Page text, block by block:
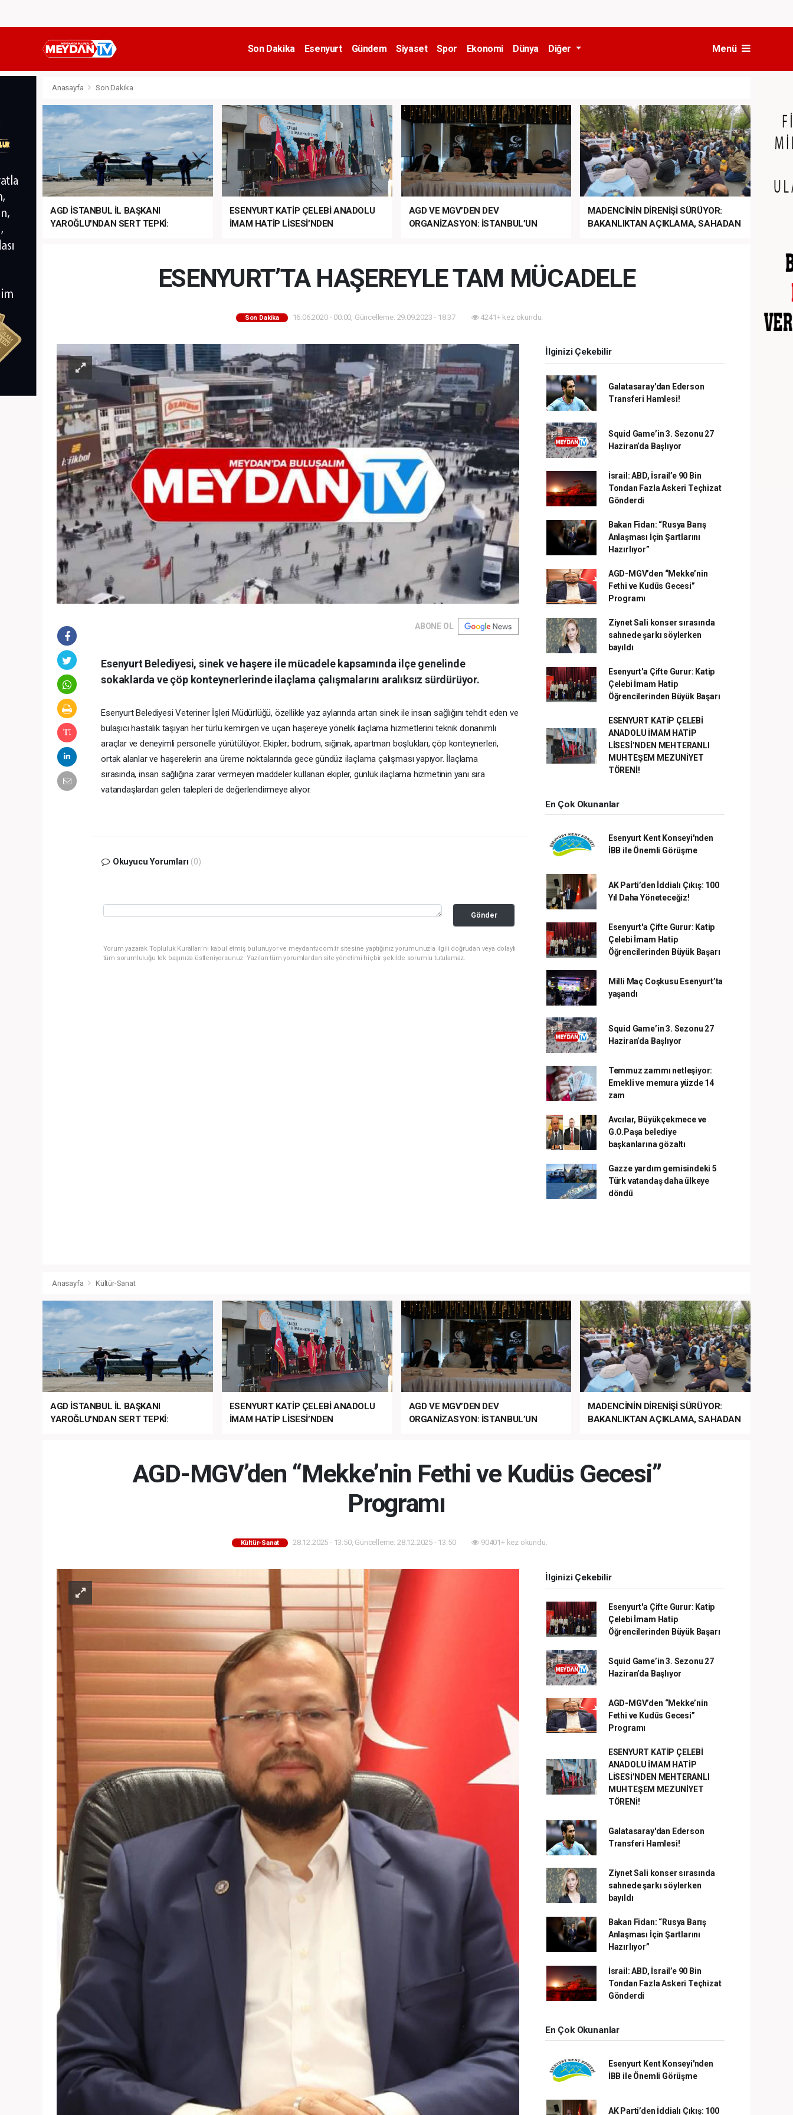
Son Dakika Esenyurt Gündem Siyaset Spor Ekonomi Dünya Diğer Menü
Anasayfa Son Dakika
AGD İSTANBUL İL BAŞKANI
YAROĞLU'NDAN SERT TEPKİ:
ESENYURT KATİP ÇELEBİ ANADOLU
İMAM HATİP LİSESİ’NDEN
AGD VE MGV’DEN DEV
ORGANİZASYON: İSTANBUL’UN
MADENCİNİN DİRENİŞİ SÜRÜYOR:
BAKANLIKTAN AÇIKLAMA, SAHADAN
ESENYURT’TA HAŞEREYLE TAM MÜCADELE
Son Dakika 16.06.2020 - 00:00, Güncelleme: 29.09.2023 - 18:37 4241+ kez okundu.
ABONE OL
Esenyurt Belediyesi, sinek ve haşere ile mücadele kapsamında ilçe genelinde
sokaklarda ve çöp konteynerlerinde ilaçlama çalışmalarını aralıksız sürdürüyor.
Esenyurt Belediyesi Veteriner İşleri Müdürlüğü, özellikle yaz aylarında artan sinek ile insan sağlığını tehdit eden ve
bulaşıcı hastalık taşıyan her türlü kemirgen ve uçan haşereye yönelik ilaçlama hizmetlerini teknik donanımlı
araçlar ve deneyimli personelle yürütülüyor. Ekipler; bodrum, sığınak, apartman boşlukları, çöp konteynerleri,
ortak alanlar ve haşerelerin ana üreme noktalarında gece gündüz ilaçlama çalışması yapıyor. İlaçlama
sırasında, insan sağlığına zarar vermeyen maddeler kullanan ekipler, günlük ilaçlama hizmetinin yanı sıra
vatandaşlardan gelen talepleri de değerlendirmeye alıyor.
Okuyucu Yorumları (0)
Gönder
Yorum yazarak Topluluk Kuralları’nı kabul etmiş bulunuyor ve meydantv.com.tr sitesine yaptığınız yorumunuzla ilgili doğrudan veya dolaylı
tüm sorumluluğu tek başınıza üstleniyorsunuz. Yazılan tüm yorumlardan site yönetimi hiçbir şekilde sorumlu tutulamaz.
İlginizi Çekebilir
Galatasaray'dan Ederson
Transferi Hamlesi!
Squid Game’in 3. Sezonu 27
Haziran’da Başlıyor
İsrail: ABD, İsrail’e 90 Bin
Tondan Fazla Askeri Teçhizat
Gönderdi
Bakan Fidan: “Rusya Barış
Anlaşması İçin Şartlarını
Hazırlıyor”
AGD-MGV’den “Mekke’nin
Fethi ve Kudüs Gecesi”
Programı
Ziynet Sali konser sırasında
sahnede şarkı söylerken
bayıldı
Esenyurt'a Çifte Gurur: Katip
Çelebi İmam Hatip
Öğrencilerinden Büyük Başarı
ESENYURT KATİP ÇELEBİ
ANADOLU İMAM HATİP
LİSESİ’NDEN MEHTERANLI
MUHTEŞEM MEZUNİYET
TÖRENİ!
En Çok Okunanlar
Esenyurt Kent Konseyi'nden
İBB ile Önemli Görüşme
AK Parti’den İddialı Çıkış: 100
Yıl Daha Yöneteceğiz!
Esenyurt'a Çifte Gurur: Katip
Çelebi İmam Hatip
Öğrencilerinden Büyük Başarı
Milli Maç Coşkusu Esenyurt’ta
yaşandı
Squid Game’in 3. Sezonu 27
Haziran’da Başlıyor
Temmuz zammı netleşiyor:
Emekli ve memura yüzde 14
zam
Avcılar, Büyükçekmece ve
G.O.Paşa belediye
başkanlarına gözaltı
Gazze yardım gemisindeki 5
Türk vatandaş daha ülkeye
döndü
Anasayfa Kültür-Sanat
AGD İSTANBUL İL BAŞKANI
YAROĞLU'NDAN SERT TEPKİ:
ESENYURT KATİP ÇELEBİ ANADOLU
İMAM HATİP LİSESİ’NDEN
AGD VE MGV’DEN DEV
ORGANİZASYON: İSTANBUL’UN
MADENCİNİN DİRENİŞİ SÜRÜYOR:
BAKANLIKTAN AÇIKLAMA, SAHADAN
AGD-MGV’den “Mekke’nin Fethi ve Kudüs Gecesi”
Programı
Kültür-Sanat 28.12.2025 - 13:50, Güncelleme: 28.12.2025 - 13:50 90401+ kez okundu.
İlginizi Çekebilir
Esenyurt'a Çifte Gurur: Katip
Çelebi İmam Hatip
Öğrencilerinden Büyük Başarı
Squid Game’in 3. Sezonu 27
Haziran’da Başlıyor
AGD-MGV’den “Mekke’nin
Fethi ve Kudüs Gecesi”
Programı
ESENYURT KATİP ÇELEBİ
ANADOLU İMAM HATİP
LİSESİ’NDEN MEHTERANLI
MUHTEŞEM MEZUNİYET
TÖRENİ!
Galatasaray'dan Ederson
Transferi Hamlesi!
Ziynet Sali konser sırasında
sahnede şarkı söylerken
bayıldı
Bakan Fidan: “Rusya Barış
Anlaşması İçin Şartlarını
Hazırlıyor”
İsrail: ABD, İsrail’e 90 Bin
Tondan Fazla Askeri Teçhizat
Gönderdi
En Çok Okunanlar
Esenyurt Kent Konseyi'nden
İBB ile Önemli Görüşme
AK Parti’den İddialı Çıkış: 100